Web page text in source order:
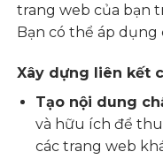
trang web của bạn
Bạn có thể áp dụng
Xây dựng liên kết
Tạo nội dung
và hữu ích để
các trang web